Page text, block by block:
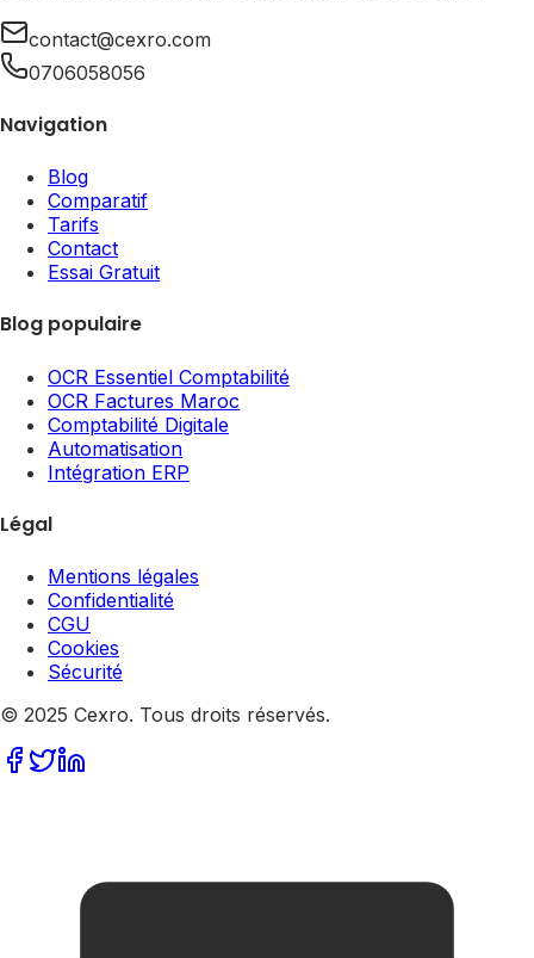
contact@cexro.com
0706058056
Navigation
Blog
Comparatif
Tarifs
Contact
Essai Gratuit
Blog populaire
OCR Essentiel Comptabilité
OCR Factures Maroc
Comptabilité Digitale
Automatisation
Intégration ERP
Légal
Mentions légales
Confidentialité
CGU
Cookies
Sécurité
© 2025 Cexro. Tous droits réservés.